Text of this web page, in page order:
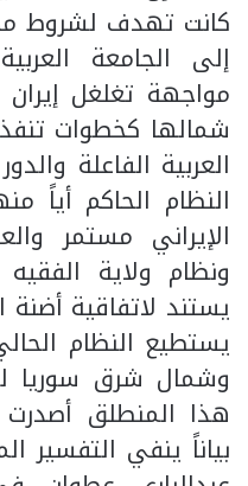
كانت تهدف لشروط
إلى الجامعة
مواجهة تغلغل
شمالها كخطوات
العربية الفاعلة
النظام الحاكم أياً
الإيراني مستمر
ونظام ولاية
يستند لاتفاقية أضنة
يستطيع النظام
وشمال شرق
هذا المنطلق أصدرت
بياناً ينفي التفسير